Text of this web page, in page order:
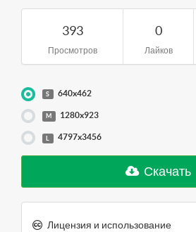
393
Просмотров
0
Лайков
S 640x462
M 1280x923
L 4797x3456
Скачать
Лицензия и использование